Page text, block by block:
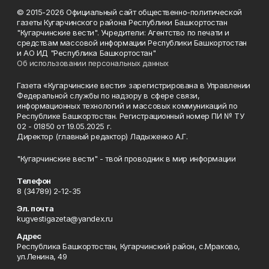
© 2015-2026 Официальный сайт общественно-политической
газеты Кугарчинского района Республики Башкортостан
"Кугарчинские вести". Учредители: Агентство по печати и
средствам массовой информации Республики Башкортостан
и АО ИД "Республика Башкортостан"
Об использовании персональных данных
Газета «Кугарчинские вести» зарегистрирована в Управлении
Федеральной службы по надзору в сфере связи,
информационных технологий и массовых коммуникаций по
Республике Башкортостан. Регистрационный номер ПИ № ТУ
02 - 01850 от 19.05.2025 г.
Директор (главный редактор) Ладыженко А.Г.
"Кугарчинские вести" - твой проводник в мир информации
Телефон
8 (34789) 2-12-35
Эл. почта
kugvestigazeta@yandex.ru
Адрес
Республика Башкортостан, Кугарчинский район, с.Мраково,
ул.Ленина, 49